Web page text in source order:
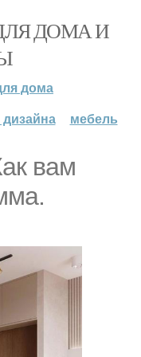
ДОМА И
дома
мебель
вам